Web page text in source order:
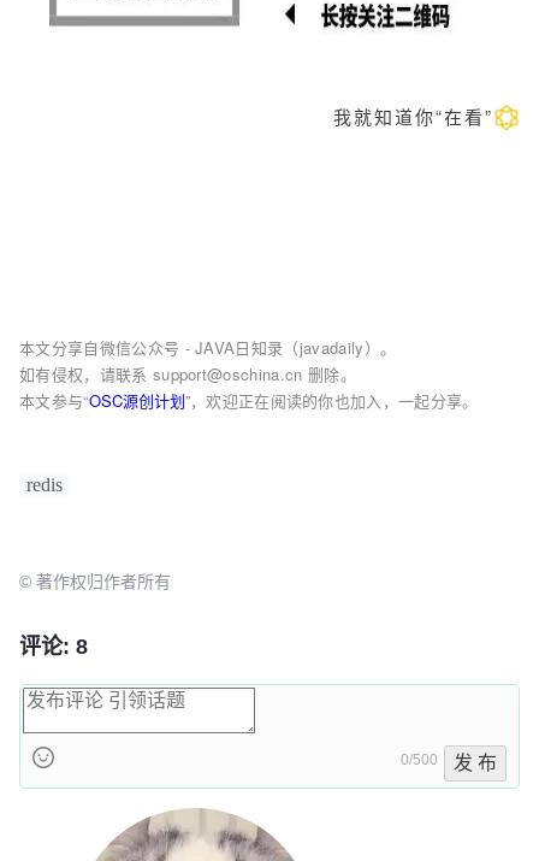
我就知道你“在看”
本文分享自微信公众号 - JAVA日知录（javadaily）。
如有侵权，请联系 support@oschina.cn 删除。
本文参与“OSC源创计划”，欢迎正在阅读的你也加入，一起分享。
redis
© 著作权归作者所有
评论: 8
0/500 发 布